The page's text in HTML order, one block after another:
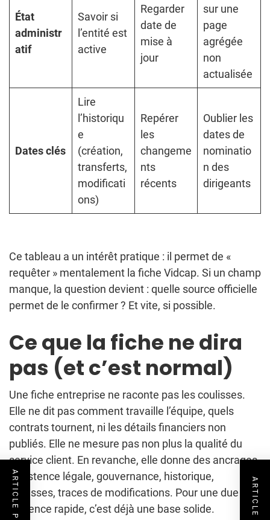
État
administr
atif
Savoir si
l’entité est
active
Regarder
date de
mise à
jour
sur une
page
agrégée
non
actualisée
Dates clés
Lire
l’historiqu
e
(création,
transferts,
modificati
ons)
Repérer
les
changeme
nts
récents
Oublier les
dates de
nominatio
n des
dirigeants
Ce tableau a un intérêt pratique : il permet de «
requêter » mentalement la fiche Vidcap. Si un champ
manque, la question devient : quelle source officielle
permet de le confirmer ? Et vite, si possible.
Ce que la fiche ne dira
pas (et c’est normal)
Une fiche entreprise ne raconte pas les coulisses.
Elle ne dit pas comment travaille l’équipe, quels
contrats tournent, ni les détails financiers non
publiés. Elle ne mesure pas non plus la qualité du
service client. En revanche, elle donne des ancrages
: existence légale, gouvernance, historique,
adresses, traces de modifications. Pour une due
diligence rapide, c’est déjà une base solide.